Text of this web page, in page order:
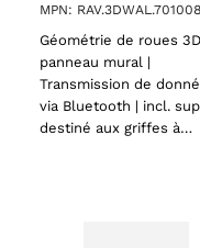
MPN: RAV.3DWAL.701008
Géométrie de roues
panneau mural |
Transmission de
via Bluetooth | incl.
destiné aux griffes à…